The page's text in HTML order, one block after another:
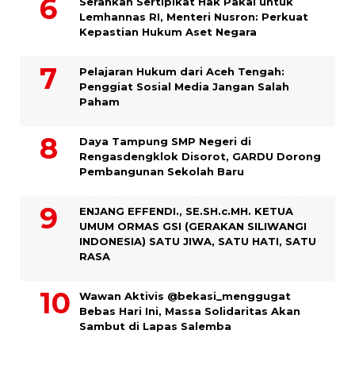
Lemhannas RI, Menteri Nusron: Perkuat
Kepastian Hukum Aset Negara
Pelajaran Hukum dari Aceh Tengah:
Penggiat Sosial Media Jangan Salah
Paham
Daya Tampung SMP Negeri di
Rengasdengklok Disorot, GARDU Dorong
Pembangunan Sekolah Baru
ENJANG EFFENDI., SE.SH.c.MH. KETUA
UMUM ORMAS GSI (GERAKAN SILIWANGI
INDONESIA) SATU JIWA, SATU HATI, SATU
RASA
Wawan Aktivis @bekasi_menggugat
Bebas Hari Ini, Massa Solidaritas Akan
Sambut di Lapas Salemba